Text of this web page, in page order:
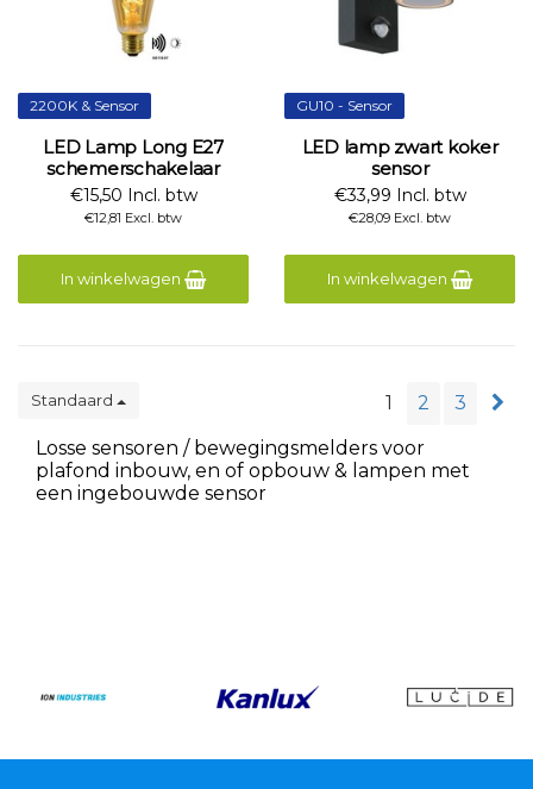
2200K & Sensor
LED Lamp Long E27
schemerschakelaar
€15,50 Incl. btw
€12,81 Excl. btw
In winkelwagen
GU10 - Sensor
LED lamp zwart koker
sensor
€33,99 Incl. btw
€28,09 Excl. btw
In winkelwagen
Standaard 1 2
3
Losse sensoren / bewegingsmelders voor
plafond inbouw, en of opbouw & lampen met
een ingebouwde sensor